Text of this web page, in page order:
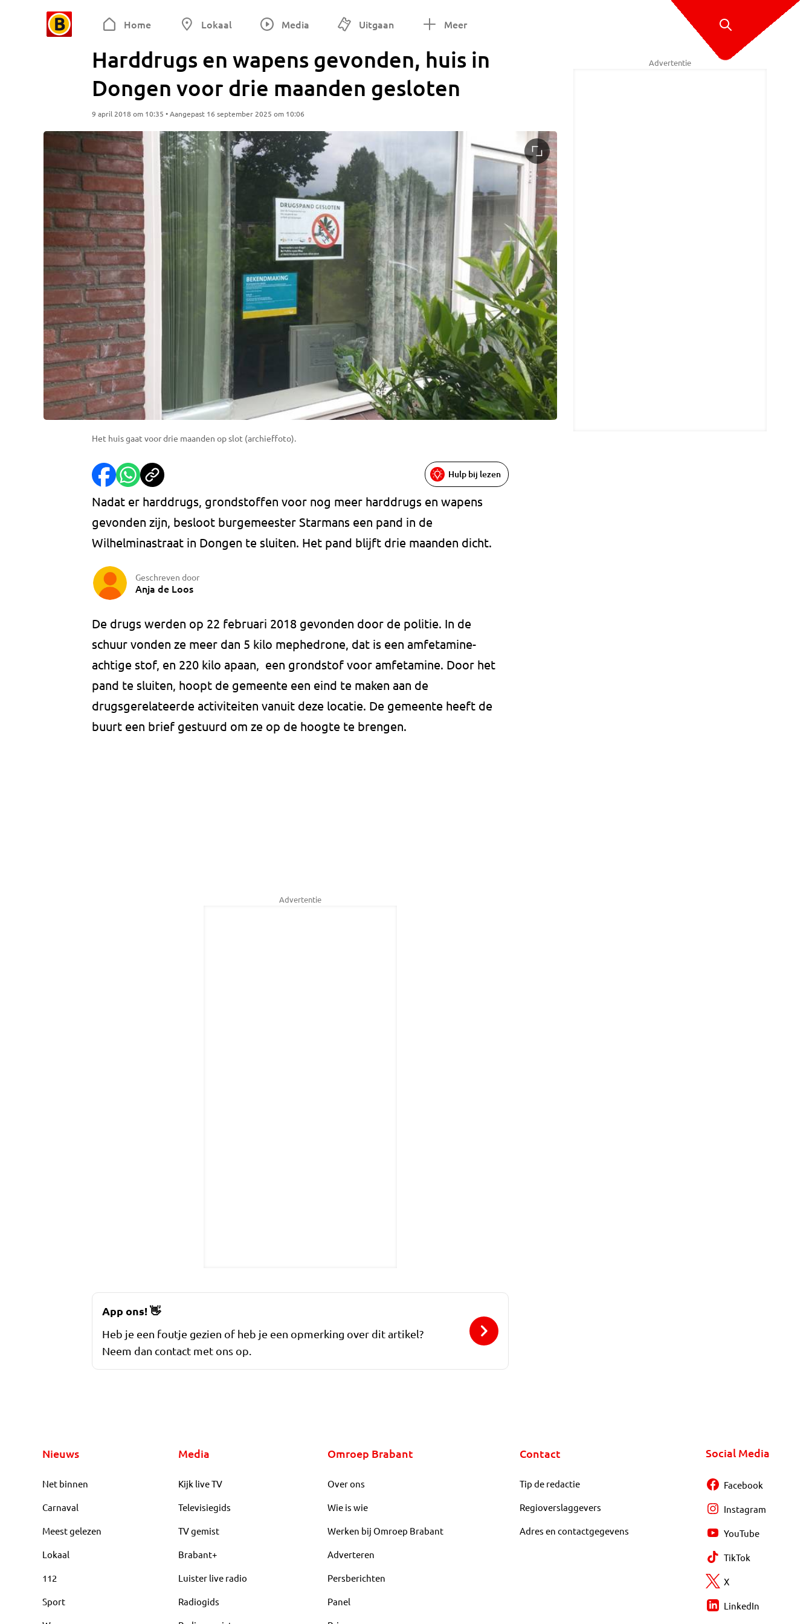
Home Lokaal Media Uitgaan Meer
Harddrugs en wapens gevonden, huis in
Dongen voor drie maanden gesloten
9 april 2018 om 10:35 • Aangepast 16 september 2025 om 10:06
Het huis gaat voor drie maanden op slot (archieffoto).
Hulp bij lezen
Nadat er harddrugs, grondstoffen voor nog meer harddrugs en wapens
gevonden zijn, besloot burgemeester Starmans een pand in de
Wilhelminastraat in Dongen te sluiten. Het pand blijft drie maanden dicht.
Geschreven door
Anja de Loos
De drugs werden op 22 februari 2018 gevonden door de politie. In de
schuur vonden ze meer dan 5 kilo mephedrone, dat is een amfetamine-
achtige stof, en 220 kilo apaan, een grondstof voor amfetamine. Door het
pand te sluiten, hoopt de gemeente een eind te maken aan de
drugsgerelateerde activiteiten vanuit deze locatie. De gemeente heeft de
buurt een brief gestuurd om ze op de hoogte te brengen.
Advertentie
Advertentie
App ons!👋
Heb je een foutje gezien of heb je een opmerking over dit artikel?
Neem dan contact met ons op.
Nieuws
Net binnen
Carnaval
Meest gelezen
Lokaal
112
Sport
Media
Kijk live TV
Televisiegids
TV gemist
Brabant+
Luister live radio
Radiogids
Omroep Brabant
Over ons
Wie is wie
Werken bij Omroep Brabant
Adverteren
Persberichten
Panel
Contact
Tip de redactie
Regioverslaggevers
Adres en contactgegevens
Social Media
Facebook
Instagram
YouTube
TikTok
X
LinkedIn